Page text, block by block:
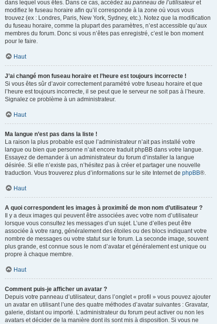
dans lequel vous êtes. Dans ce cas, accédez au panneau de l’utilisateuret
modifiez le fuseau horaire afin qu’il corresponde à la zone où vous vous
trouvez (ex : Londres, Paris, New York, Sydney, etc.). Notez que la modification
du fuseau horaire, comme la plupart des paramètres, n’est accessible qu’aux
membres du forum. Donc si vous n’êtes pas enregistré, c’est le bon moment
pour le faire.
Haut
J’ai changé mon fuseau horaire et l’heure est toujours incorrecte !
Si vous êtes sûr d’avoir correctement paramétré votre fuseau horaire et que
l’heure est toujours incorrecte, il se peut que le serveur ne soit pas à l’heure.
Signalez ce problème à un administrateur.
Haut
Ma langue n’est pas dans la liste !
La raison la plus probable est que l’administrateur n’ait pas installé votre
langue ou bien que personne n’ait encore traduit phpBB dans votre langue.
Essayez de demander à un administrateur du forum d’installer la langue
désirée. Si elle n’existe pas, n’hésitez pas à créer et partager une nouvelle
traduction. Vous trouverez plus d’informations sur le site Internet de phpBB®.
Haut
A quoi correspondent les images à proximité de mon nom d’utilisateur ?
Il y a deux images qui peuvent être associées avec votre nom d’utilisateur
lorsque vous consultez les messages d’un sujet. L’une d’elles peut être
associée à votre rang, généralement des étoiles ou des blocs indiquant votre
nombre de messages ou votre statut sur le forum. La seconde image, souvent
plus grande, est connue sous le nom d’avatar et généralement est unique ou
propre à chaque membre.
Haut
Comment puis-je afficher un avatar ?
Depuis votre panneau d’utilisateur, dans l’onglet « profil » vous pouvez ajouter
un avatar en utilisant l’une des quatre méthodes d’avatar suivantes : Gravatar,
galerie, distant ou importé. L’administrateur du forum peut activer ou non les
avatars et décider de la manière dont ils sont mis à disposition. Si vous ne